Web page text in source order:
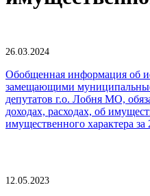
26.03.2024
Обобщенная информация об
замещающими
депутатов г.о. Лобня МО,
доходах, расходах, об
имущественного характера за
12.05.2023